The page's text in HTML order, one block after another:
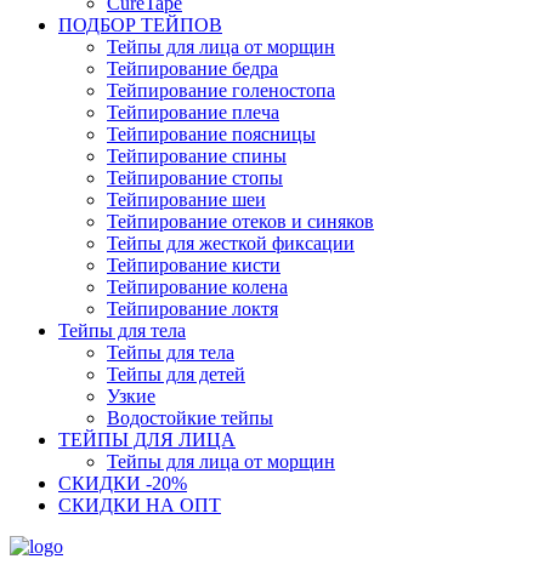
ПОДБОР ТЕЙПОВ
Тейпы для лица от морщин
Тейпирование бедра
Тейпирование голеностопа
Тейпирование плеча
Тейпирование поясницы
Тейпирование спины
Тейпирование стопы
Тейпирование шеи
Тейпирование отеков и синяков
Тейпы для жесткой фиксации
Тейпирование кисти
Тейпирование колена
Тейпирование локтя
Тейпы для тела
Тейпы для тела
Тейпы для детей
Узкие
Водостойкие тейпы
ТЕЙПЫ ДЛЯ ЛИЦА
Тейпы для лица от морщин
СКИДКИ -20%
СКИДКИ НА ОПТ